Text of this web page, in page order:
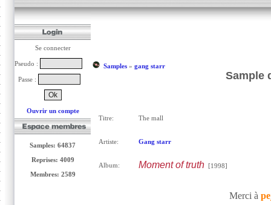
Se connecter
Pseudo :
Passe :
Ouvrir un compte
Samples: 64837
Reprises: 4009
Membres: 2589
Samples» gang starr
Sample
Titre: The mall
Artiste: Gang starr
Album: Moment of truth[1998]
Merci à